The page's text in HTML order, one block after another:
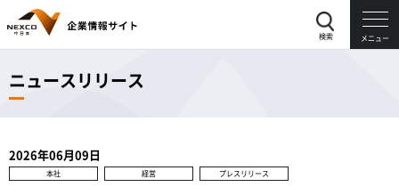
検索 メニュー
ニュースリリース
2026年06月09日
本社 経営 プレスリリース